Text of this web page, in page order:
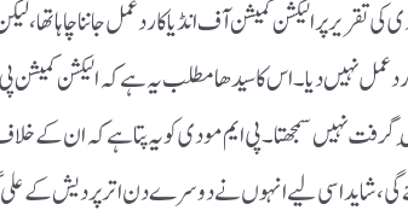
تقریر پر الیکشن کمیشن آف انڈیا کا ردعمل جاننا چاہا تھا ،
نہیں دیا ۔ اس کا سیدھا مطلب یہ ہے کہ الیکشن کمیشن
نہیں سمجھتا ۔ پی ایم مودی کو یہ پتا ہے کہ ان کے
گی ، شاید اسی لیے انہوں نے دوسرے دن اترپردیش کے